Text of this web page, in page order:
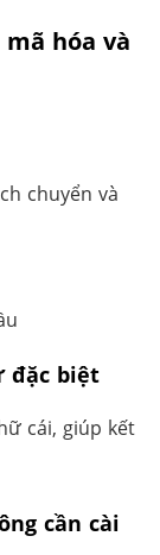
hóa và
chuyển và
đặc biệt
cái, giúp kết
cần cài